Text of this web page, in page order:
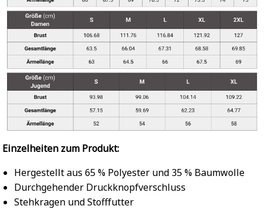
Einzelheiten zum Produkt:
Hergestellt aus 65 % Polyester und 35 % Baumwolle
Durchgehender Druckknopfverschluss
Stehkragen und Stofffutter